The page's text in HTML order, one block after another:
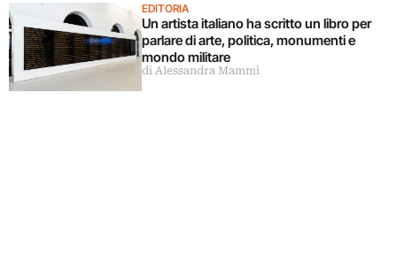
EDITORIA
Un artista italiano ha scritto un libro per
parlare di arte, politica, monumenti e
mondo militare
di Alessandra Mammì